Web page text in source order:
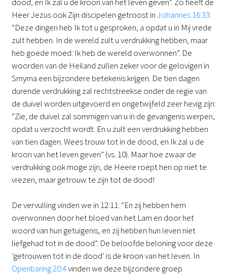
Heer Jezus ook Zijn discipelen getroost inJohannes 16:33:
“Deze dingen heb Ik tot u gesproken, a opdat u in Mij vrede
zult hebben. In de wereld zult u verdrukking hebben, maar
heb goede moed: Ik heb de wereld overwonnen”. De
woorden van de Heiland zullen zeker voor de gelovigen in
Smyrna een bijzondere betekenis krijgen. De tien dagen
durende verdrukking zal rechtstreekse onder de regie van
de duivel worden uitgevoerd en ongetwijfeld zeer hevig zijn:
“Zie, de duivel zal sommigen van u in de gevangenis werpen,
opdat u verzocht wordt. En u zult een verdrukking hebben
van tien dagen. Wees trouw tot in de dood, en Ik zal u de
kroon van het leven geven” (vs. 10). Maar hoe zwaar de
verdrukking ook moge zijn, de Heere roept hen op niet te
vrezen, maar getrouw te zijn tot de dood!
De vervulling vinden we in 12:11: “En zij hebben hem
overwonnen door het bloed van het Lam en door het
woord van hun getuigenis, en zij hebben hun leven niet
liefgehad tot in de dood”. De beloofde beloning voor deze
‘getrouwen tot in de dood’ is de kroon van het leven. In
Openbaring 20:4vinden we deze bijzondere groep